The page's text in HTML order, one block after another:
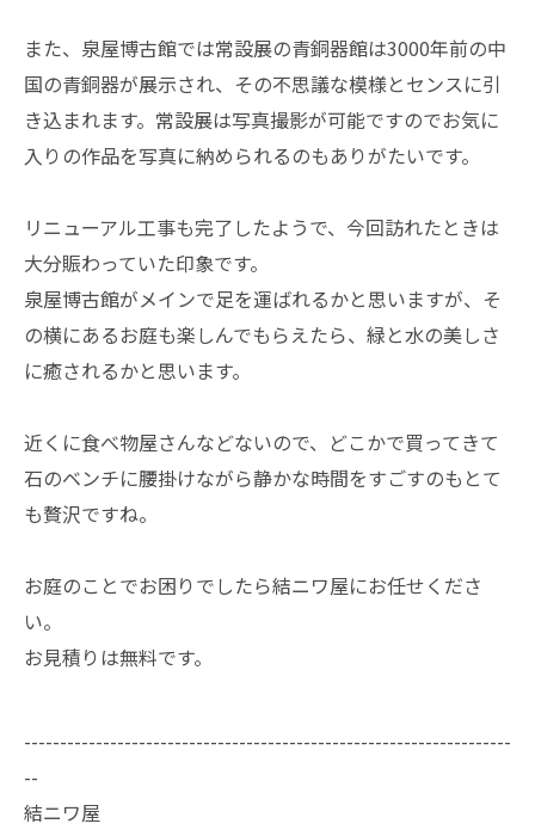
また、泉屋博古館では常設展の青銅器館は3000年前の中
国の青銅器が展示され、その不思議な模様とセンスに引
き込まれます。常設展は写真撮影が可能ですのでお気に
入りの作品を写真に納められるのもありがたいです。
リニューアル工事も完了したようで、今回訪れたときは
大分賑わっていた印象です。
泉屋博古館がメインで足を運ばれるかと思いますが、そ
の横にあるお庭も楽しんでもらえたら、緑と水の美しさ
に癒されるかと思います。
近くに食べ物屋さんなどないので、どこかで買ってきて
石のベンチに腰掛けながら静かな時間をすごすのもとて
も贅沢ですね。
お庭のことでお困りでしたら結ニワ屋にお任せくださ
い。
お見積りは無料です。
--------------------------------------------------------------------
--
結ニワ屋